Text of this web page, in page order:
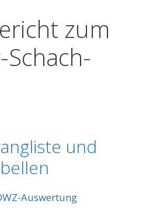
zum
und
Auswertung